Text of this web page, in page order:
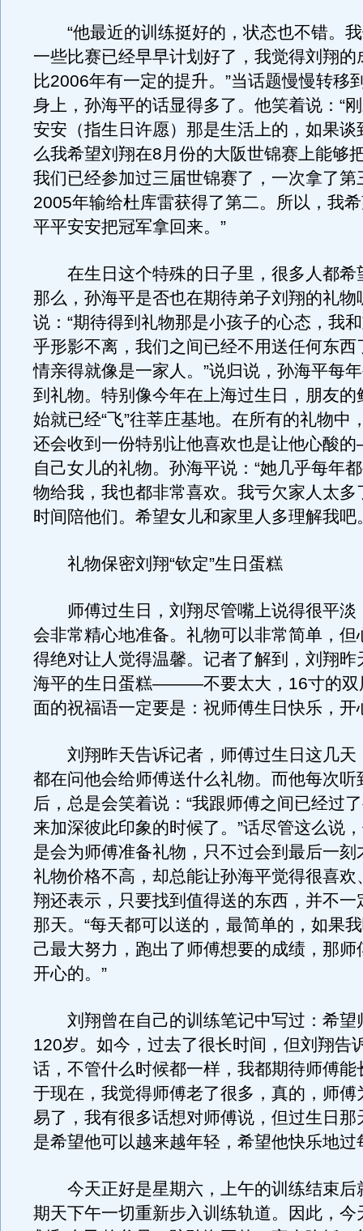
“他最近的训练挺好的，状态也不错。我
一些比赛已经早早计划好了，我觉得刘翔的
比2006年有一定的提升。”当话题慢慢转移
身上，孙海平的话显得多了。他笑着说：“
安安（指生日许愿）那是生活上的，如果谈
么我希望刘翔在8月份的大阪世锦赛上能够
我们已经参加过三届世锦赛了，一次拿了第
2005年输给杜库雷获得了第二。所以，我
平平安安把冠军拿回来。”
在生日这个特殊的日子里，很多人都希
那么，孙海平是否也在期待弟子刘翔的礼物
说：“期待得到礼物那是小孩子的心态，我
乎形影不离，我们之间已经不用送任何东西
情亲得就像是一家人。”说归说，孙海平每
到礼物。特别像今年在上海过生日，朋友的
始就已经“飞”往莘庄基地。在所有的礼物中
还会收到一份特别让他喜欢也是让他心酸
自己女儿的礼物。孙海平说：“她几乎每年
物给我，我也都非常喜欢。我亏欠家人太多
时间陪他们。希望女儿和家里人多理解我吧
礼物保密刘翔“钦定”生日蛋糕
师傅过生日，刘翔尽管嘴上说得很平淡
会非常精心地准备。礼物可以非常简单，但
得绝对让人觉得温馨。记者了解到，刘翔昨
海平的生日蛋糕———不要太大，16寸的双
面的祝福语一定要是：祝师傅生日快乐，开
刘翔昨天告诉记者，师傅过生日这几天
都在问他会给师傅送什么礼物。而他每次听
后，总是会笑着说：“我跟师傅之间已经过
来加深彼此印象的时候了。”话尽管这么说
是会为师傅准备礼物，只不过会到最后一刻
礼物价格不高，却总能让孙海平觉得很喜欢
翔还表示，只要找到值得送的东西，并不一
那天。“每天都可以送的，最简单的，如果
己最大努力，跑出了师傅想要的成绩，那师
开心的。”
刘翔曾在自己的训练笔记中写过：希望
120岁。如今，过去了很长时间，但刘翔告
话，不管什么时候都一样，我都期待师傅能
于现在，我觉得师傅老了很多，真的，师傅
易了，我有很多话想对师傅说，但过生日那
是希望他可以越来越年轻，希望他快乐地过
今天正好是星期六，上午的训练结束后
期天下午一切重新步入训练轨道。因此，今